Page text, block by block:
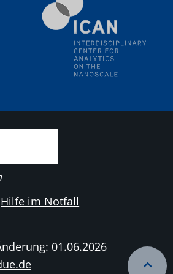
application for studying solid-
SusMet
SusMet
- dealing sustainably and
oxides in simulations and
SusMet
- dealing sustainably and
oxides in simulations and
Hilfe im Notfall
01.06.2026